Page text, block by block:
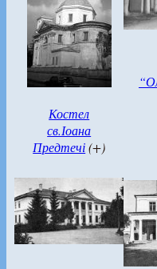
Костел
св.Іоана
Предтечі(+)